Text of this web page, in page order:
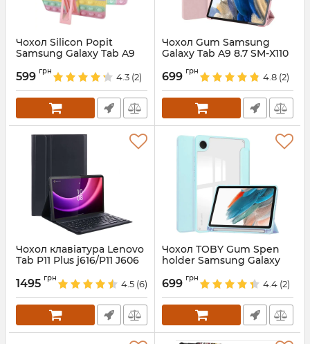
Чохол Silicon Popit
Samsung Galaxy Tab A9
Артикул: 687748
599 грн
4.3 (2)
Чохол Gum Samsung
Galaxy Tab A9 8.7 SM-X110
Артикул: 687673
699 грн
4.8 (2)
Чохол клавіатура Lenovo
Tab P11 Plus j616/P11 J606
Keyboard with TP
Артикул:688522
1495 грн
4.5 (6)
Чохол TOBY Gum Spen
holder Samsung Galaxy
SkyBlue
Артикул:687711
699 грн
4.4 (2)